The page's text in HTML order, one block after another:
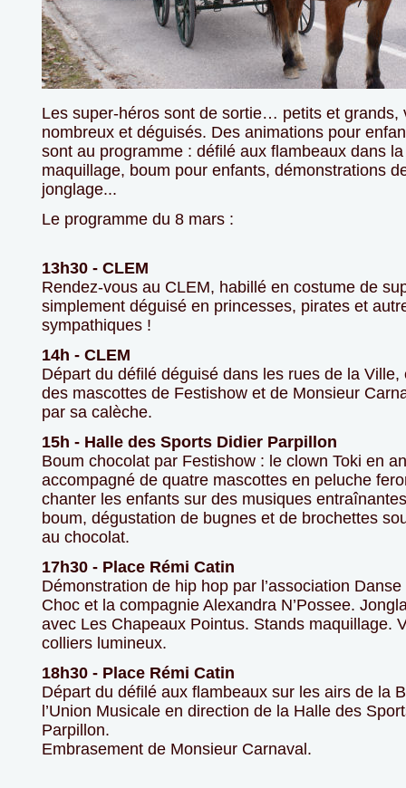
Les super-héros sont de sortie… petits et grands,
nombreux et déguisés. Des animations pour
sont au programme : défilé aux flambeaux dans
maquillage, boum pour enfants, démonstrations
jonglage...
Le programme du 8 mars :
13h30 - CLEM
Rendez-vous au CLEM, habillé en costume de
simplement déguisé en princesses, pirates et
sympathiques !
14h - CLEM
Départ du défilé déguisé dans les rues de la Ville,
des mascottes de Festishow et de Monsieur
par sa calèche.
15h - Halle des Sports Didier Parpillon
Boum chocolat par Festishow : le clown Toki en
accompagné de quatre mascottes en peluche
chanter les enfants sur des musiques
boum, dégustation de bugnes et de brochettes
au chocolat.
17h30 - Place Rémi Catin
Démonstration de hip hop par l’association
Choc et la compagnie Alexandra N’Possee.
avec Les Chapeaux Pointus. Stands maquillage.
colliers lumineux.
18h30 - Place Rémi Catin
Départ du défilé aux flambeaux sur les airs de la
l’Union Musicale en direction de la Halle des
Parpillon.
Embrasement de Monsieur Carnaval.